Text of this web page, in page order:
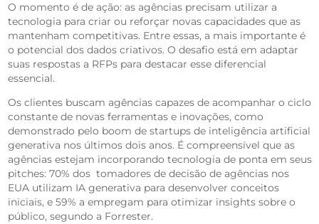
O momento é de ação: as agências precisam utilizar a
tecnologia para criar ou reforçar novas capacidades que as
mantenham competitivas. Entre essas, a mais importante é
o potencial dos dados criativos. O desafio está em adaptar
suas respostas a RFPs para destacar esse diferencial
essencial.
Os clientes buscam agências capazes de acompanhar o ciclo
constante de novas ferramentas e inovações, como
demonstrado pelo boom de startups de inteligência artificial
generativa nos últimos dois anos. É compreensível que as
agências estejam incorporando tecnologia de ponta em seus
pitches: 70% dos tomadores de decisão de agências nos
EUA utilizam IA generativa para desenvolver conceitos
iniciais, e 59% a empregam para otimizar insights sobre o
público, segundo a Forrester.